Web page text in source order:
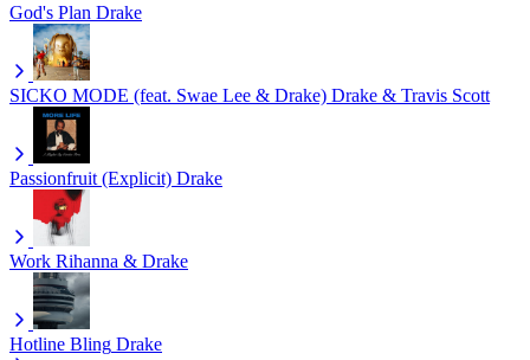
God's Plan Drake
SICKO MODE (feat. Swae Lee & Drake) Drake & Travis Scott
Passionfruit (Explicit) Drake
Work Rihanna & Drake
Hotline Bling Drake